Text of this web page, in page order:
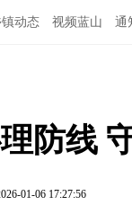
镇动态 视频蓝山 通
防线
01-06 17:27:56